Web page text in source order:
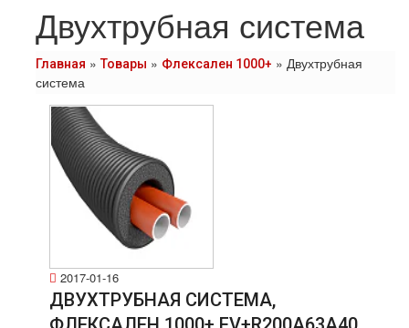
Двухтрубная система
Главная »Товары » Флексален 1000+ » Двухтрубная
система
2017-01-16
ДВУХТРУБНАЯ СИСТЕМА,